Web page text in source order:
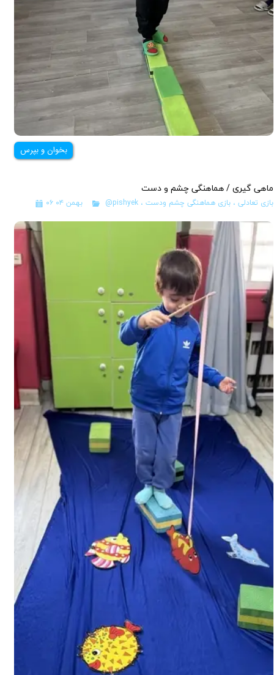
بخوان و بپرس
ماهی گیری / هماهنگی چشم و دست
۰۶ بهمن ۰۴ @pishyek، بازی تعادلی ،بازی هماهنگی چشم ودست